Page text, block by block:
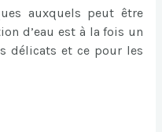
auxquels peut être
d’eau est à la fois un
délicats et ce pour les